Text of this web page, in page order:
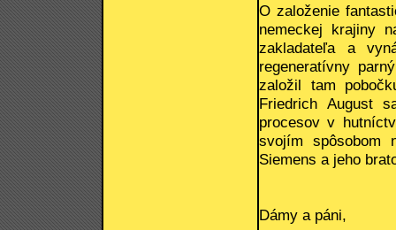
O založenie
nemeckej krajiny
zakladateľa a
regeneratívny
založil tam
Friedrich August
procesov v
svojím spôsobom
Siemens a jeho
Dámy a páni,